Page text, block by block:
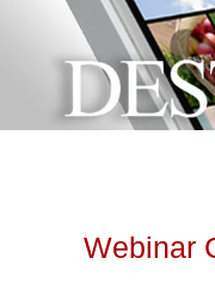
Webinar